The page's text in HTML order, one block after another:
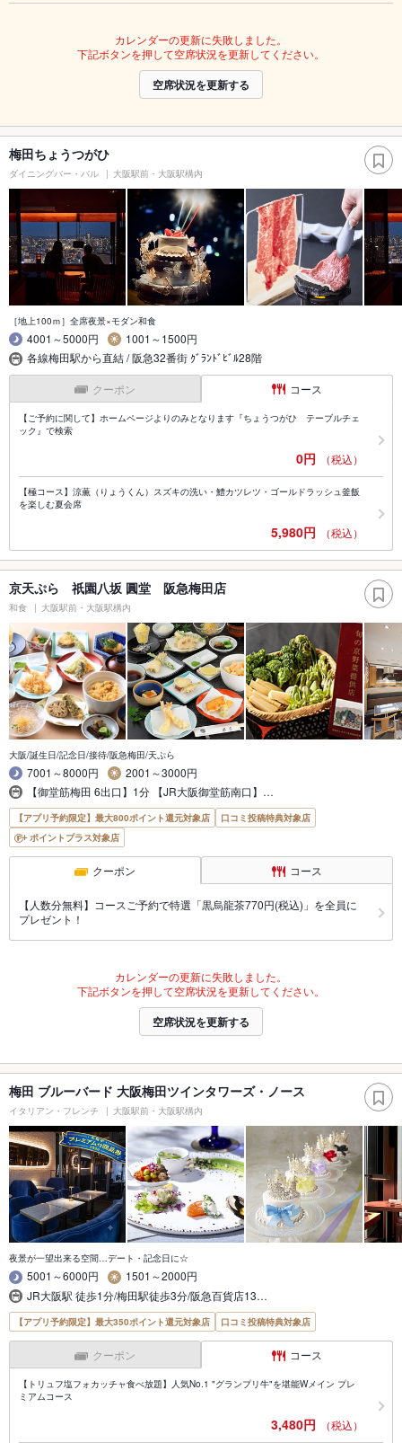
カレンダーの更新に失敗しました。
下記ボタンを押して空席状況を更新してください。
空席状況を更新する
梅田ちょうつがひ
ダイニングバー・バル 大阪駅前・大阪駅構内
［地上100ｍ］全席夜景×モダン和食
4001～5000円
1001～1500円
各線梅田駅から直結 / 阪急32番街 ｸﾞﾗﾝﾄﾞﾋﾞﾙ28階
クーポン コース
【ご予約に関して】ホームページよりのみとなります『ちょうつがひ テーブルチェ
ック』で検索
0円 （税込）
【極コース】涼薫（りょうくん）スズキの洗い・鱧カツレツ・ゴールドラッシュ釜飯
を楽しむ夏会席
5,980円 （税込）
京天ぷら 祇園八坂 圓堂 阪急梅田店
和食 大阪駅前・大阪駅構内
大阪/誕生日/記念日/接待/阪急梅田/天ぷら
7001～8000円
2001～3000円
【御堂筋梅田 6出口】1分 【JR大阪御堂筋南口】…
【アプリ予約限定】最大800ポイント還元対象店
口コミ投稿特典対象店
ポイントプラス対象店
クーポン コース
【人数分無料】コースご予約で特選「黒烏龍茶770円(税込)」を全員に
プレゼント！
カレンダーの更新に失敗しました。
下記ボタンを押して空席状況を更新してください。
空席状況を更新する
梅田 ブルーバード 大阪梅田ツインタワーズ・ノース
イタリアン・フレンチ 大阪駅前・大阪駅構内
夜景が一望出来る空間…デート・記念日に☆
5001～6000円
1501～2000円
JR大阪駅 徒歩1分/梅田駅徒歩3分/阪急百貨店13…
【アプリ予約限定】最大350ポイント還元対象店 口コミ投稿特典対象店
クーポン コース
【トリュフ塩フォカッチャ食べ放題】人気No.1 "グランプリ牛"を堪能Wメイン プレ
ミアムコース
3,480円 （税込）